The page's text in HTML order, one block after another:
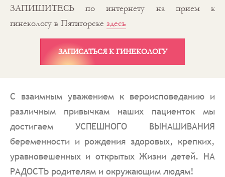
ЗАПИШИТЕСЬ по интернету на прием к
гинекологу в Пятигорске здесь
ЗАПИСАТЬСЯ К ГИНЕКОЛОГУ
С взаимным уважением к вероисповеданию и
различным привычкам наших пациенток мы
достигаем УСПЕШНОГО ВЫНАШИВАНИЯ
беременности и рождения здоровых, крепких,
уравновешенных и открытых Жизни детей. НА
РАДОСТЬ родителям и окружающим людям!